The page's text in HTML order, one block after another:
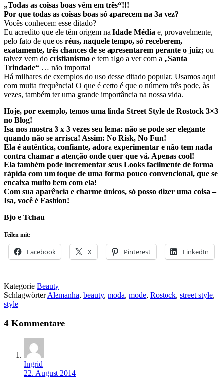
„Todas as coisas boas vêm em três“!!!
Por que todas as coisas boas só aparecem na 3a vez?
Vocês conhecem esse ditado?
Eu acredito que ele têm origem na Idade Média e, provavelmente,
pelo fato de que os réus, naquele tempo, só receberem,
exatamente, três chances de se apresentarem perante o juiz; ou
talvez vem do cristianismo e tem algo a ver com a „Santa
Trindade“ … não importa!
Há milhares de exemplos do uso desse ditado popular. Usamos aqui
com muita frequência! O que é certo é que o número três pode, às
vezes, também ter uma grande importância na nossa vida.
Hoje, por exemplo, temos uma linda Street Style de Rostock 3×3
no Blog!
Isa nos mostra 3 x 3 vezes seu lema: não se pode ser elegante
quando não se arrisca! Assim: No Risk, No Fun!
Ela é autêntica, confiante, adora experimentar e não tem nada
contra chamar a atenção onde quer que vá. Apenas cool!
Ela também pode incrementar seus Looks facilmente de forma
rápida com um toque de uma forma pouco convencional, que se
encaixa muito bem com ela!
Com sua aparência e charme únicos, só posso dizer uma coisa –
Isa, você é Fashion!
Bjo e Tchau
Teilen mit:
Facebook X Pinterest LinkedIn
Kategorie Beauty
SchlagwörterAlemanha, beauty, moda, mode, Rostock, street style,
style
4 Kommentare
Ingrid
22. August 2014